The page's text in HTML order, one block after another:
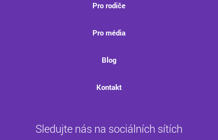
Pro rodiče
Pro média
Blog
Kontakt
Sledujte nás na sociálních sítích